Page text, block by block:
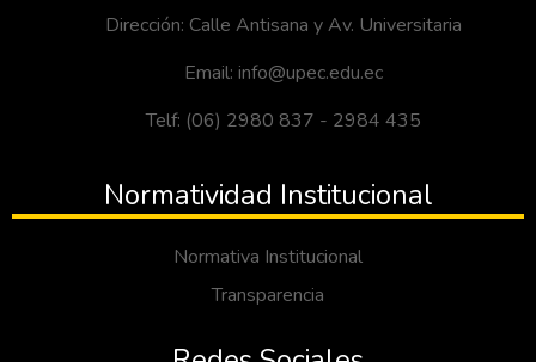
Dirección: Calle Antisana y Av. Universitaria
Email: info@upec.edu.ec
Telf: (06) 2980 837 - 2984 435
Normatividad Institucional
Normativa Institucional
Transparencia